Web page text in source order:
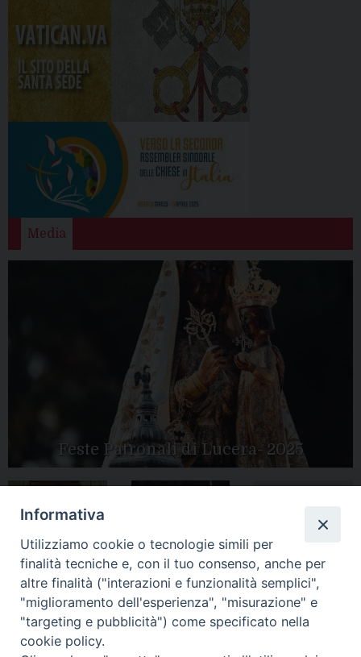
Media
Feste Patronali di Lucera- 2025
Apertura Anno
Mariae in Diocesi
Tutte le gallery
CONTATTI:
Informativa
Utilizziamo cookie o tecnologie simili per
finalità tecniche e, con il tuo consenso, anche per
altre finalità ("interazioni e funzionalità semplici",
"miglioramento dell'esperienza", "misurazione" e
"targeting e pubblicità") come specificato nella
cookie policy.